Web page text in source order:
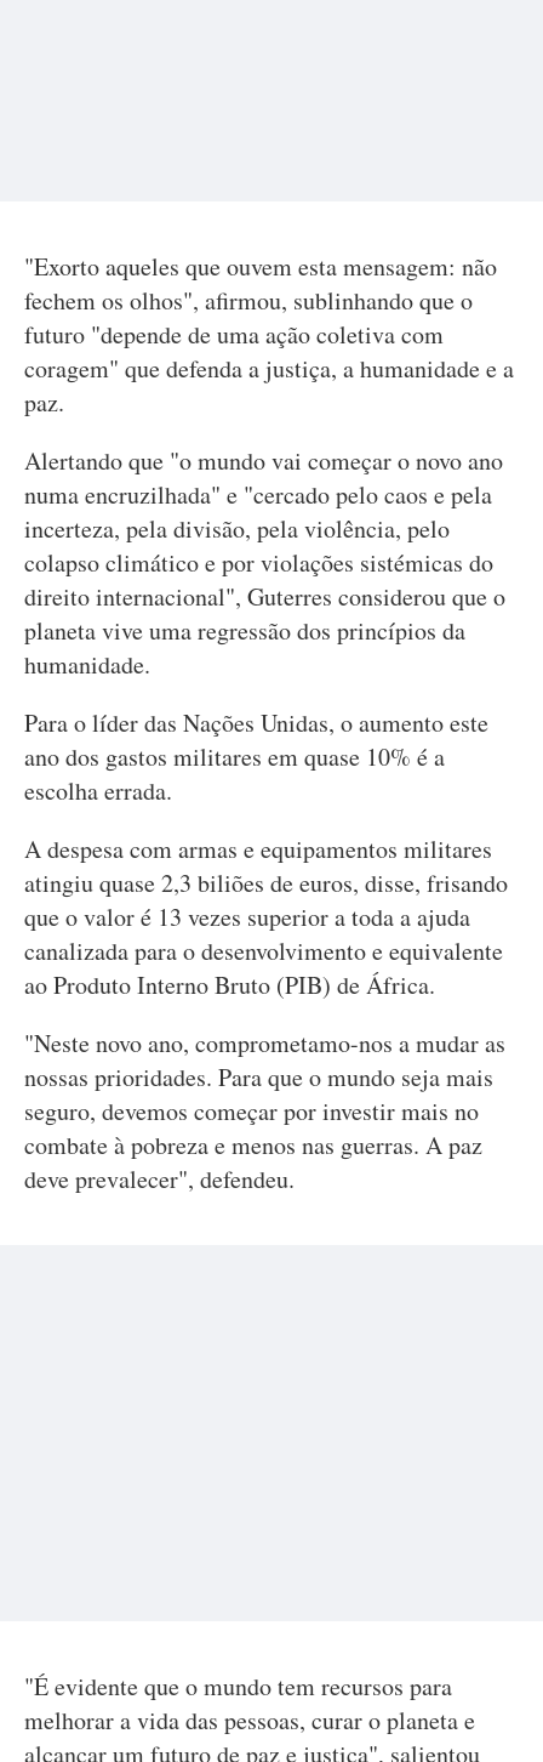
"Exorto aqueles que ouvem esta mensagem: não
fechem os olhos", afirmou, sublinhando que o
futuro "depende de uma ação coletiva com
coragem" que defenda a justiça, a humanidade e a
paz.
Alertando que "o mundo vai começar o novo ano
numa encruzilhada" e "cercado pelo caos e pela
incerteza, pela divisão, pela violência, pelo
colapso climático e por violações sistémicas do
direito internacional", Guterres considerou que o
planeta vive uma regressão dos princípios da
humanidade.
Para o líder das Nações Unidas, o aumento este
ano dos gastos militares em quase 10% é a
escolha errada.
A despesa com armas e equipamentos militares
atingiu quase 2,3 biliões de euros, disse, frisando
que o valor é 13 vezes superior a toda a ajuda
canalizada para o desenvolvimento e equivalente
ao Produto Interno Bruto (PIB) de África.
"Neste novo ano, comprometamo-nos a mudar as
nossas prioridades. Para que o mundo seja mais
seguro, devemos começar por investir mais no
combate à pobreza e menos nas guerras. A paz
deve prevalecer", defendeu.
"É evidente que o mundo tem recursos para
melhorar a vida das pessoas, curar o planeta e
alcançar um futuro de paz e justiça", salientou